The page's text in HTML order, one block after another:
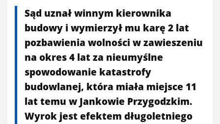
Sąd uznał winnym kierownika
budowy i wymierzył mu karę 2 lat
pozbawienia wolności w zawieszeniu
na okres 4 lat za nieumyślne
spowodowanie katastrofy
budowlanej, która miała miejsce 11
lat temu w Jankowie Przygodzkim.
Wyrok jest efektem długoletniego